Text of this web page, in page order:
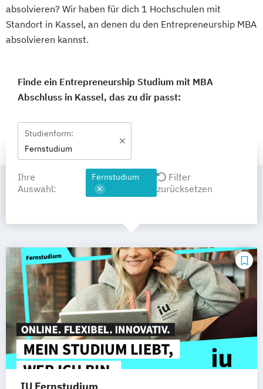
absolvieren? Wir haben für dich 1 Hochschulen mit
Standort in Kassel, an denen du den Entrepreneurship MBA
absolvieren kannst.
Finde ein Entrepreneurship Studium mit MBA
Abschluss in Kassel, das zu dir passt:
Studienform:
Fernstudium
Ihre
Auswahl:
Fernstudium
Filter
zurücksetzen